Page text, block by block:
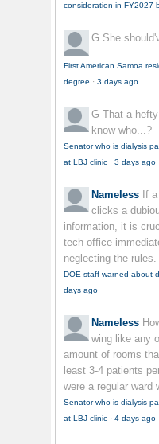
consideration in FY2027
G She
First American Samoa
degree · 3 days ago
G That a
know who...?
Senator who is dialysis
at LBJ clinic · 3 days ago
Nameless If
clicks a
information, it is
tech office
neglecting the rules.
DOE staff warned about
days ago
Nameless
wing like any
amount of rooms
least 3-4 patients
were a regular ward
Senator who is dialysis
at LBJ clinic · 4 days ago